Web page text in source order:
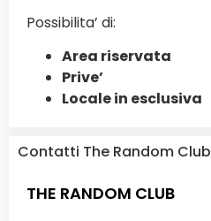
Possibilita’ di:
Area riservata
Prive’
Locale in esclusiva
Contatti The Random Club
THE RANDOM CLUB